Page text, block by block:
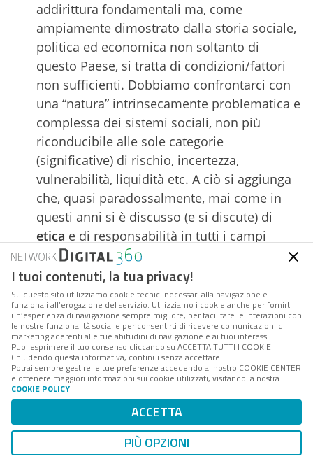
addirittura fondamentali ma, come
ampiamente dimostrato dalla storia sociale,
politica ed economica non soltanto di
questo Paese, si tratta di condizioni/fattori
non sufficienti. Dobbiamo confrontarci con
una “natura” intrinsecamente problematica e
complessa dei sistemi sociali, non più
riconducibile alle sole categorie
(significative) di rischio, incertezza,
vulnerabilità, liquidità etc. A ciò si aggiunga
che, quasi paradossalmente, mai come in
questi anni si è discusso (e si discute) di
etica e di responsabilità in tutti i campi
dell’azione sociale (dalla politica alla cultura,
dall’informazione all’innovazione scientifica
e tecnologica etc.).Si potrebbe semplificare
tale paradosso con la “formula”: trionfo
dell’etichetta sull’etica.Paese di paradossi e
contraddizioni (non soltanto sul piano
culturale):da una parte, per ogni “nuovo”
problema si invocano subito nuove leggi,
nuovi codici deontologici, nuove
prescrizioni, nuovi divieti; dall’altra,
culturalmente, consideriamo quelle stesse
I tuoi contenuti, la tua privacy!
Su questo sito utilizziamo cookie tecnici necessari alla navigazione e
funzionali all’erogazione del servizio. Utilizziamo i cookie anche per fornirti
un’esperienza di navigazione sempre migliore, per facilitare le interazioni con
le nostre funzionalità social e per consentirti di ricevere comunicazioni di
marketing aderenti alle tue abitudini di navigazione e ai tuoi interessi.
Puoi esprimere il tuo consenso cliccando su ACCETTA TUTTI I COOKIE.
Chiudendo questa informativa, continui senza accettare.
Potrai sempre gestire le tue preferenze accedendo al nostro COOKIE CENTER
e ottenere maggiori informazioni sui cookie utilizzati, visitando la nostra
COOKIE POLICY.
ACCETTA
PIÙ OPZIONI